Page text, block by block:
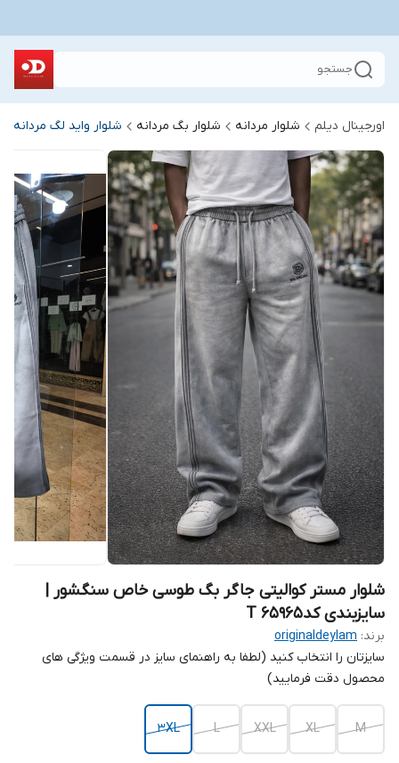
جستجو
اورجینال دیلم شلوار مردانه شلوار بگ مردانه شلوار واید لگ مردانه
شلوار مستر کوالیتی جاگر بگ طوسی خاص سنگشور |
سایزبندی کدT 65965
برند: originaldeylam
سایزتان را انتخاب کنید (لطفا به راهنمای سایز در قسمت ویژگی های
محصول دقت فرمایید)
M
XL
XXL
L
3XL